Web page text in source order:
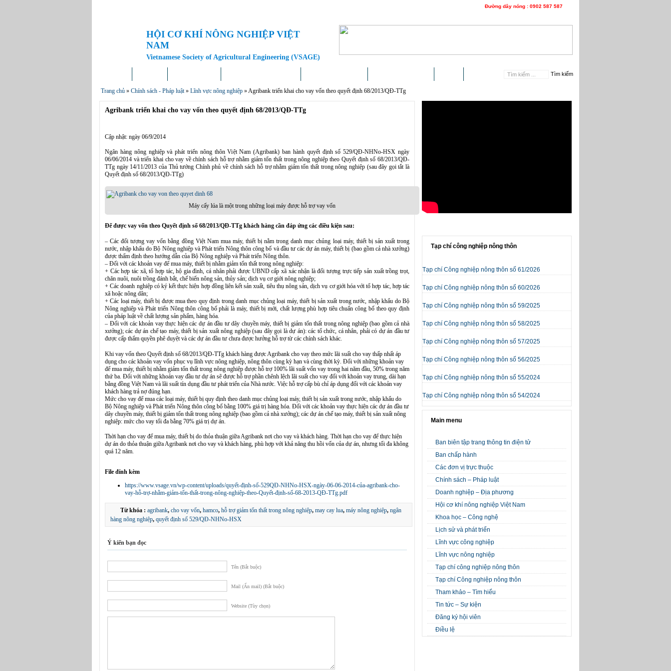
Đường dây nóng : 0902 587 587
HỘI CƠ KHÍ NÔNG NGHIỆP VIỆT
NAM
Vietnamese Society of Agricultural Engineering (VSAGE)
Trang chủ » Chính sách - Pháp luật» Lĩnh vực nông nghiệp »Agribank triển khai cho vay vốn theo quyết định 68/2013/QĐ-TTg
Agribank triển khai cho vay vốn theo quyết định 68/2013/QĐ-TTg
Cập nhật: ngày 06/9/2014
Ngân hàng nông nghiệp và phát triển nông thôn Việt Nam (Agribank) ban hành quyết định số 529/QĐ-NHNo-HSX ngày
06/06/2014 và triển khai cho vay về chính sách hỗ trợ nhằm giảm tổn thất trong nông nghiệp theo Quyết định số 68/2013/QĐ-
TTg ngày 14/11/2013 của Thủ tướng Chính phủ về chính sách hỗ trợ nhằm giảm tổn thất trong nông nghiệp (sau đây gọi tắt là
Quyết định số 68/2013/QĐ-TTg)
Máy cấy lúa là một trong những loại máy được hỗ trợ vay vốn
Để được vay vốn theo Quyết định số 68/2013/QĐ-TTg khách hàng cần đáp ứng các điều kiện sau:
– Các đối tượng vay vốn bằng đồng Việt Nam mua máy, thiết bị nằm trong danh mục chủng loại máy, thiết bị sản xuất trong
nước, nhập khẩu do Bộ Nông nghiệp và Phát triển Nông thôn công bố và đầu tư các dự án máy, thiết bị (bao gồm cả nhà xưởng)
được thẩm định theo hướng dẫn của Bộ Nông nghiệp và Phát triển Nông thôn.
– Đối với các khoản vay để mua máy, thiết bị nhằm giảm tổn thất trong nông nghiệp:
+ Các hợp tác xã, tổ hợp tác, hộ gia đình, cá nhân phải được UBND cấp xã xác nhận là đối tượng trực tiếp sản xuất trồng trọt,
chăn nuôi, nuôi trồng đánh bắt, chế biến nông sản, thủy sản; dịch vụ cơ giới nông nghiệp;
+ Các doanh nghiệp có ký kết thực hiện hợp đồng liên kết sản xuất, tiêu thụ nông sản, dịch vụ cơ giới hóa với tổ hợp tác, hợp tác
xã hoặc nông dân;
+ Các loại máy, thiết bị được mua theo quy định trong danh mục chủng loại máy, thiết bị sản xuất trong nước, nhập khẩu do Bộ
Nông nghiệp và Phát triển Nông thôn công bố phải là máy, thiết bị mới, chất lượng phù hợp tiêu chuẩn công bố theo quy định
của pháp luật về chất lượng sản phẩm, hàng hóa.
– Đối với các khoản vay thực hiện các dự án đầu tư dây chuyền máy, thiết bị giảm tổn thất trong nông nghiệp (bao gồm cả nhà
xưởng); các dự án chế tạo máy, thiết bị sản xuất nông nghiệp (sau đây gọi là dự án): các tổ chức, cá nhân, phải có dự án đầu tư
được cấp thẩm quyền phê duyệt và các dự án đầu tư chưa được hưởng hỗ trợ từ các chính sách khác.
Khi vay vốn theo Quyết định số 68/2013/QĐ-TTg khách hàng được Agribank cho vay theo mức lãi suất cho vay thấp nhất áp
dụng cho các khoản vay vốn phục vụ lĩnh vực nông nghiệp, nông thôn cùng kỳ hạn và cùng thời kỳ. Đối với những khoản vay
để mua máy, thiết bị nhằm giảm tổn thất trong nông nghiệp được hỗ trợ 100% lãi suất vốn vay trong hai năm đầu, 50% trong năm
thứ ba. Đối với những khoản vay đầu tư dự án sẽ được hỗ trợ phần chênh lệch lãi suất cho vay đối với khoản vay trung, dài hạn
bằng đồng Việt Nam và lãi suất tín dụng đầu tư phát triển của Nhà nước. Việc hỗ trợ cấp bù chỉ áp dụng đối với các khoản vay
khách hàng trả nợ đúng hạn.
Mức cho vay để mua các loại máy, thiết bị quy định theo danh mục chủng loại máy, thiết bị sản xuất trong nước, nhập khẩu do
Bộ Nông nghiệp và Phát triển Nông thôn công bố bằng 100% giá trị hàng hóa. Đối với các khoản vay thực hiện các dự án đầu tư
dây chuyền máy, thiết bị giảm tổn thất trong nông nghiệp (bao gồm cả nhà xưởng); các dự án chế tạo máy, thiết bị sản xuất nông
nghiệp: mức cho vay tối đa bằng 70% giá trị dự án.
Thời hạn cho vay để mua máy, thiết bị do thỏa thuận giữa Agribank nơi cho vay và khách hàng. Thời hạn cho vay để thực hiện
dự án do thỏa thuận giữa Agribank nơi cho vay và khách hàng, phù hợp với khả năng thu hồi vốn của dự án, nhưng tối đa không
quá 12 năm.
File đính kèm
https://www.vsage.vn/wp-content/uploads/quyết-định-số-529QĐ-NHNo-HSX-ngày-06-06-2014-của-agribank-cho-
vay-hỗ-trợ-nhằm-giảm-tổn-thất-trong-nông-nghiệp-theo-Quyết-định-số-68-2013-QĐ-TTg.pdf
Từ khóa : agribank, cho vay vốn, hamco, hỗ trợ giảm tổn thất trong nông nghiệp, may cay lua, máy nông nghiệp, ngân
hàng nông nghiệp, quyết định số 529/QĐ-NHNo-HSX
Ý kiến bạn đọc
Tên (Bắt buộc)
Mail (Ẩn mail) (Bắt buộc)
Website (Tùy chọn)
Tạp chí công nghiệp nông thôn
Tạp chí Công nghiệp nông thôn số 61/2026
Tạp chí Công nghiệp nông thôn số 60/2026
Tạp chí Công nghiệp nông thôn số 59/2025
Tạp chí Công nghiệp nông thôn số 58/2025
Tạp chí Công nghiệp nông thôn số 57/2025
Tạp chí Công nghiệp nông thôn số 56/2025
Tạp chí Công nghiệp nông thôn số 55/2024
Tạp chí Công nghiệp nông thôn số 54/2024
Main menu
Ban biên tập trang thông tin điện tử
Ban chấp hành
Các đơn vị trực thuộc
Chính sách – Pháp luật
Doanh nghiệp – Địa phương
Hội cơ khí nông nghiệp Việt Nam
Khoa học – Công nghệ
Lịch sử và phát triển
Lĩnh vực công nghiệp
Lĩnh vực nông nghiệp
Tạp chí công nghiệp nông thôn
Tạp chí Công nghiệp nông thôn
Tham khảo – Tìm hiểu
Tin tức – Sự kiện
Đăng ký hội viên
Điều lệ